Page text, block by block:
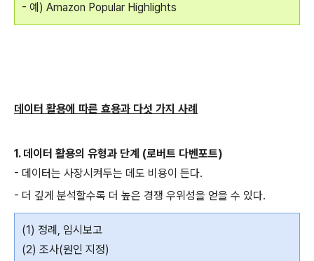
- 예) Amazon Popular Highlights
데이터 활용에 따른 효용과 다섯 가지 사례
1. 데이터 활용의 유형과 단계 (로버트 다벤포트)
- 데이터는 사장시켜두는 데도 비용이 든다.
- 더 깊게 분석할수록 더 높은 경쟁 우위성을 얻을 수 있다.
(1) 정례, 임시보고
(2) 조사(원인 지정)